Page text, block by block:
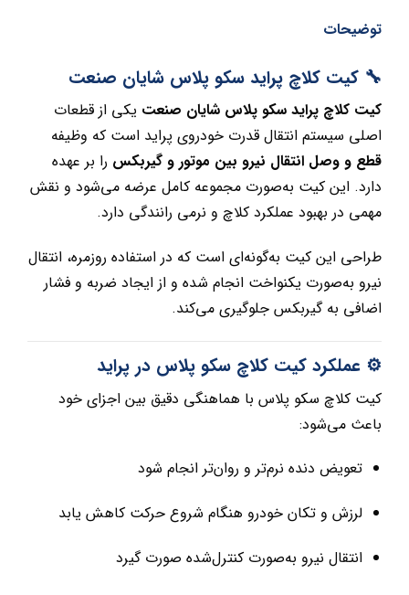
توضیحات
🔧 کیت کلاچ پراید سکو پلاس شایان صنعت
کیت کلاچ پراید سکو پلاس شایان صنعتیکی از قطعات
اصلی سیستم انتقال قدرت خودروی پراید است که وظیفه
قطع و وصل انتقال نیرو بین موتور و گیربکسرا بر عهده
دارد. این کیت به‌صورت مجموعه کامل عرضه می‌شود و نقش
مهمی در بهبود عملکرد کلاچ و نرمی رانندگی دارد.
طراحی این کیت به‌گونه‌ای است که در استفاده روزمره، انتقال
نیرو به‌صورت یکنواخت انجام شده و از ایجاد ضربه و فشار
اضافی به گیربکس جلوگیری می‌کند.
⚙️ عملکرد کیت کلاچ سکو پلاس در پراید
کیت کلاچ سکو پلاس با هماهنگی دقیق بین اجزای خود
باعث می‌شود:
تعویض دنده نرم‌تر و روان‌تر انجام شود
لرزش و تکان خودرو هنگام شروع حرکت کاهش یابد
انتقال نیرو به‌صورت کنترل‌شده صورت گیرد